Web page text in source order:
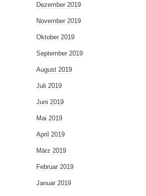
Dezember 2019
November 2019
Oktober 2019
September 2019
August 2019
Juli 2019
Juni 2019
Mai 2019
April 2019
März 2019
Februar 2019
Januar 2019